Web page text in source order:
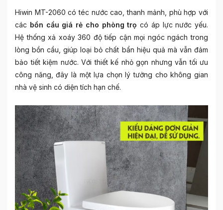
Hiwin MT-2060 có téc nước cao, thanh mảnh, phù hợp với
các bồn cầu giá rẻ cho phòng trọ có áp lực nước yếu.
Hệ thống xả xoáy 360 độ tiếp cận mọi ngóc ngách trong
lòng bồn cầu, giúp loại bỏ chất bẩn hiệu quả mà vẫn đảm
bảo tiết kiệm nước. Với thiết kế nhỏ gọn nhưng vẫn tối ưu
công năng, đây là một lựa chọn lý tưởng cho không gian
nhà vệ sinh có diện tích hạn chế.